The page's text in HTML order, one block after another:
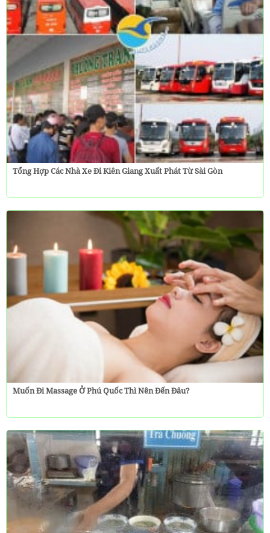
Tổng Hợp Các Nhà Xe Đi Kiên Giang Xuất Phát Từ Sài Gòn
Muốn Đi Massage Ở Phú Quốc Thì Nên Đến Đâu?